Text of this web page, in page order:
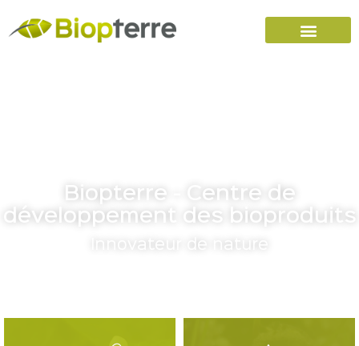
Biopterre - Centre de
développement des bioproduits
Innovateur de nature